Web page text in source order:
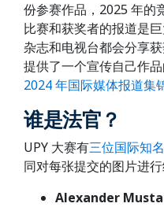
份参赛作品，2025 年的
比赛和获奖者的报道是
杂志和电视台都会分享
提供了一个宣传自己作品
2024 年国际媒体报道集
谁是法官？
UPY 大赛有三位国际知
同对每张提交的图片进行
Alexander